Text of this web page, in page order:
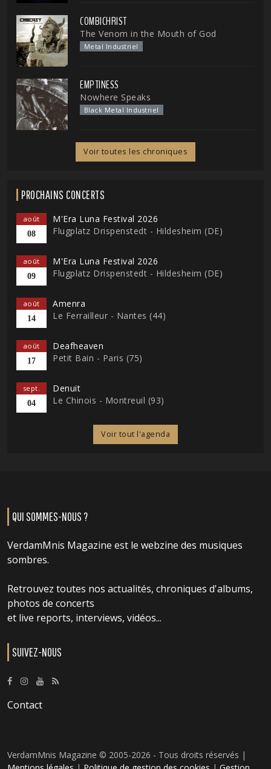
COMBICHRIST
The Venom in the Mouth of God
Metal Industriel
EMPTINESS
Nowhere Speaks
Black Metal Industriel
Voir toutes les chroniques
PROCHAINS CONCERTS
août
08
M'Era Luna Festival 2026
Flugplatz Drispenstedt - Hildesheim (DE)
août
09
M'Era Luna Festival 2026
Flugplatz Drispenstedt - Hildesheim (DE)
août
14
Amenra
Le Ferrailleur - Nantes (44)
août
17
Deafheaven
Petit Bain - Paris (75)
sept.
04
Denuit
Le Chinois - Montreuil (93)
Voir tout l'agenda
QUI SOMMES-NOUS ?
VerdamMnis Magazine est le webzine des musiques
sombres.
Retrouvez toutes nos actualités, chroniques d'albums,
photos de concerts
et live reports, interviews, vidéos...
SUIVEZ-NOUS
Contact
VerdamMnis Magazine © 2005-2026 - Tous droits réservés |